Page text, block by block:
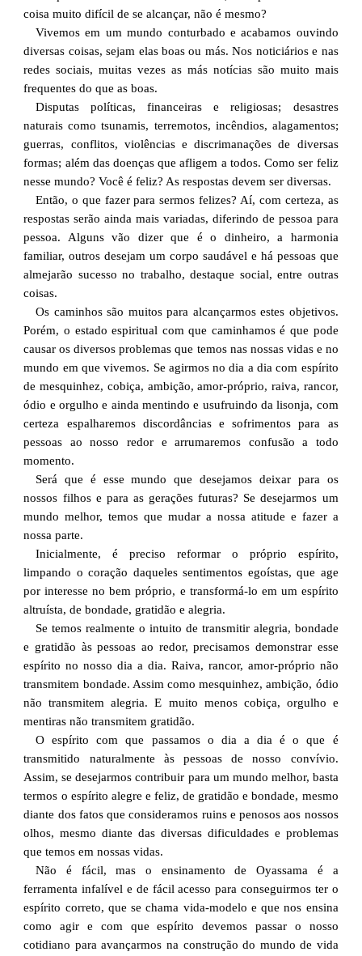
coisa muito difícil de se alcançar, não é mesmo?
Vivemos em um mundo conturbado e acabamos ouvindo
diversas coisas, sejam elas boas ou más. Nos noticiários e nas
redes sociais, muitas vezes as más notícias são muito mais
frequentes do que as boas.
Disputas políticas, financeiras e religiosas; desastres
naturais como tsunamis, terremotos, incêndios, alagamentos;
guerras, conflitos, violências e discrimanações de diversas
formas; além das doenças que afligem a todos. Como ser feliz
nesse mundo? Você é feliz? As respostas devem ser diversas.
Então, o que fazer para sermos felizes? Aí, com certeza, as
respostas serão ainda mais variadas, diferindo de pessoa para
pessoa. Alguns vão dizer que é o dinheiro, a harmonia
familiar, outros desejam um corpo saudável e há pessoas que
almejarão sucesso no trabalho, destaque social, entre outras
coisas.
Os caminhos são muitos para alcançarmos estes objetivos.
Porém, o estado espiritual com que caminhamos é que pode
causar os diversos problemas que temos nas nossas vidas e no
mundo em que vivemos. Se agirmos no dia a dia com espírito
de mesquinhez, cobiça, ambição, amor-próprio, raiva, rancor,
ódio e orgulho e ainda mentindo e usufruindo da lisonja, com
certeza espalharemos discordâncias e sofrimentos para as
pessoas ao nosso redor e arrumaremos confusão a todo
momento.
Será que é esse mundo que desejamos deixar para os
nossos filhos e para as gerações futuras? Se desejarmos um
mundo melhor, temos que mudar a nossa atitude e fazer a
nossa parte.
Inicialmente, é preciso reformar o próprio espírito,
limpando o coração daqueles sentimentos egoístas, que age
por interesse no bem próprio, e transformá-lo em um espírito
altruísta, de bondade, gratidão e alegria.
Se temos realmente o intuito de transmitir alegria, bondade
e gratidão às pessoas ao redor, precisamos demonstrar esse
espírito no nosso dia a dia. Raiva, rancor, amor-próprio não
transmitem bondade. Assim como mesquinhez, ambição, ódio
não transmitem alegria. E muito menos cobiça, orgulho e
mentiras não transmitem gratidão.
O espírito com que passamos o dia a dia é o que é
transmitido naturalmente às pessoas de nosso convívio.
Assim, se desejarmos contribuir para um mundo melhor, basta
termos o espírito alegre e feliz, de gratidão e bondade, mesmo
diante dos fatos que consideramos ruins e penosos aos nossos
olhos, mesmo diante das diversas dificuldades e problemas
que temos em nossas vidas.
Não é fácil, mas o ensinamento de Oyassama é a
ferramenta infalível e de fácil acesso para conseguirmos ter o
espírito correto, que se chama vida-modelo e que nos ensina
como agir e com que espírito devemos passar o nosso
cotidiano para avançarmos na construção do mundo de vida